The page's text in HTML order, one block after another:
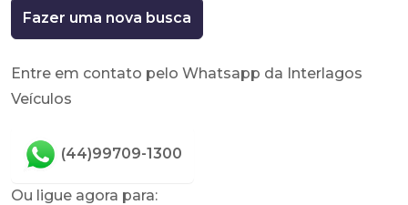
Fazer uma nova busca
Entre em contato pelo Whatsapp da Interlagos
Veículos
(44)99709-1300
Ou ligue agora para: